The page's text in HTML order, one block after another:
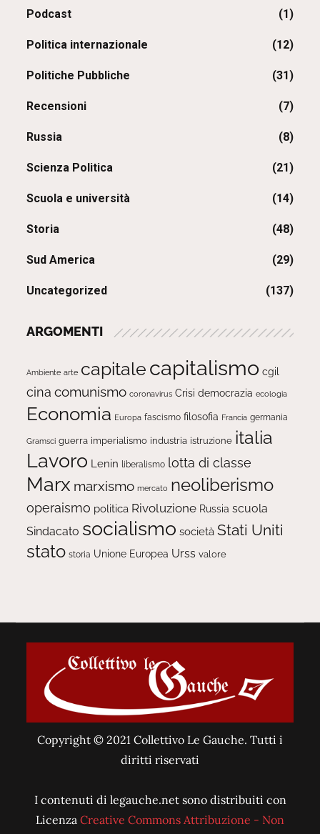
Podcast (1)
Politica internazionale (12)
Politiche Pubbliche (31)
Recensioni (7)
Russia (8)
Scienza Politica (21)
Scuola e università (14)
Storia (48)
Sud America (29)
Uncategorized (137)
ARGOMENTI
Ambiente arte capitale capitalismo cgil
cina comunismo coronavirus Crisi democrazia ecologia
Economia Europa fascismo filosofia Francia germania
Gramsci guerra imperialismo industria istruzione italia
Lavoro Lenin liberalismo lotta di classe
Marx marxismo mercato neoliberismo
operaismo politica Rivoluzione Russia scuola
Sindacato socialismo società Stati Uniti
stato storia Unione Europea Urss valore
Copyright © 2021 Collettivo Le Gauche. Tutti i
diritti riservati
I contenuti di legauche.net sono distribuiti con
Licenza Creative Commons Attribuzione - Non